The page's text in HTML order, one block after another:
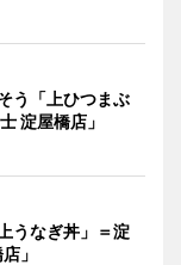
う「上ひつまぶ
淀屋橋店」
うなぎ丼」＝淀
」